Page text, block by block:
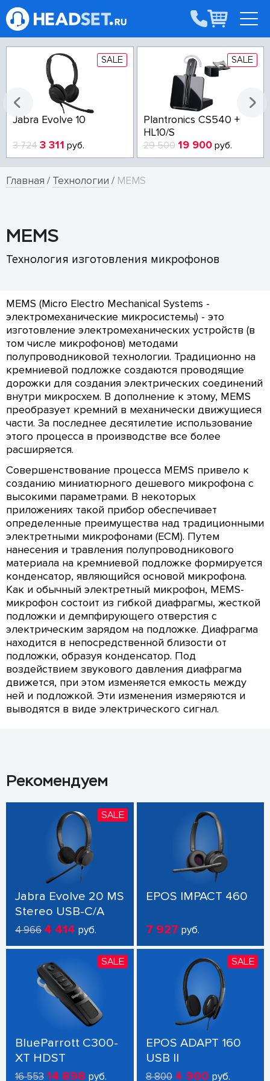
SALE
Jabra Evolve 10
3 724 3 311 руб.
SALE
Plantronics CS540 +
HL10/S
29 500 19 900руб.
Главная / Технологии / MEMS
MEMS
Технология изготовления микрофонов
MEMS (Micro Electro Mechanical Systems -
электромеханические микросистемы) - это
изготовление электромеханических устройств (в
том числе микрофонов) методами
полупроводниковой технологии. Традиционно на
кремниевой подложке создаются проводящие
дорожки для создания электрических соединений
внутри микросхем. В дополнение к этому, MEMS
преобразует кремний в механически движущиеся
части. За последнее десятилетие использование
этого процесса в производстве все более
расширяется.
Совершенствование процесса MEMS привело к
созданию миниатюрного дешевого микрофона с
высокими параметрами. В некоторых
приложениях такой прибор обеспечивает
определенные преимущества над традиционными
электретными микрофонами (ECM). Путем
нанесения и травления полупроводникового
материала на кремниевой подложке формируется
конденсатор, являющийся основой микрофона.
Как и обычный электретный микрофон, MEMS-
микрофон состоит из гибкой диафрагмы, жесткой
подложки и демпфирующего отверстия с
электрическим зарядом на подложке. Диафрагма
находится в непосредственной близости от
подложки, образуя конденсатор. Под
воздействием звукового давления диафрагма
движется, при этом изменяется емкость между
ней и подложкой. Эти изменения измеряются и
выводятся в виде электрического сигнал.
Рекомендуем
SALE
Jabra Evolve 20 MS
Stereo USB-C/A
4 966 4 414 руб.
EPOS IMPACT 460
7 927 руб.
SALE
BlueParrott C300-
XT HDST
16 55314 898 руб.
SALE
EPOS ADAPT 160
USB II
8 800 4 900 руб.